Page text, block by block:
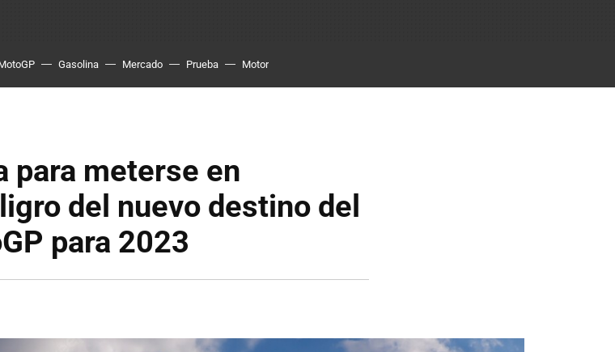
Gasolina Mercado Prueba Motor
para meterse en
del nuevo destino del
para 2023